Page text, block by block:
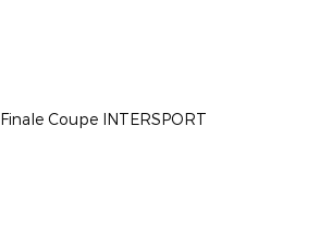
Finale Coupe INTERSPORT